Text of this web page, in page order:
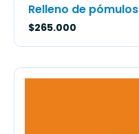
Relleno de pómulos
$265.000